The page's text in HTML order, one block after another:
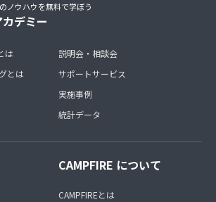
ノウハウを無料で学ぼう
デミー
は
とは
説明会・相談会
サポートサービス
実施事例
統計データ
CAMPFIRE について
CAMPFIREとは